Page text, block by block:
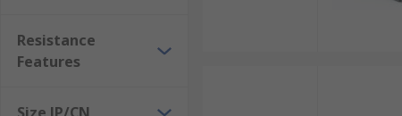
Resistance
Features